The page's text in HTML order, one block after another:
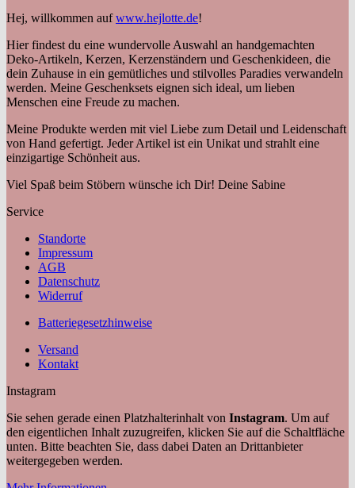
Hej, willkommen aufwww.hejlotte.de!
Hier findest du eine wundervolle Auswahl an handgemachten
Deko-Artikeln, Kerzen, Kerzenständern und Geschenkideen, die
dein Zuhause in ein gemütliches und stilvolles Paradies verwandeln
werden. Meine Geschenksets eignen sich ideal, um lieben
Menschen eine Freude zu machen.
Meine Produkte werden mit viel Liebe zum Detail und Leidenschaft
von Hand gefertigt. Jeder Artikel ist ein Unikat und strahlt eine
einzigartige Schönheit aus.
Viel Spaß beim Stöbern wünsche ich Dir! Deine Sabine
Service
Standorte
Impressum
AGB
Datenschutz
Widerruf
Batteriegesetzhinweise
Versand
Kontakt
Instagram
Sie sehen gerade einen Platzhalterinhalt von Instagram. Um auf
den eigentlichen Inhalt zuzugreifen, klicken Sie auf die Schaltfläche
unten. Bitte beachten Sie, dass dabei Daten an Drittanbieter
weitergegeben werden.